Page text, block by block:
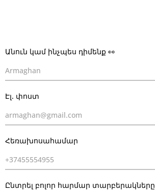
Անուն կամ ինչպես դիմենք 👀
Էլ. փոստ
Հեռախոսահամար
Ընտրել բոլոր հարմար տարբերակները